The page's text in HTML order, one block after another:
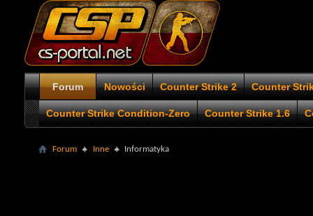
Forum Nowości Counter Strike 2 Counter
Counter Strike Condition-Zero Counter Strike 1.6
Forum Inne Informatyka